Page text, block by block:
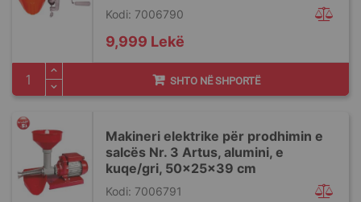
Kodi: 7006790
9,999 Lekë
SHTO NË SHPORTË
Makineri elektrike për prodhimin e
salcës Nr. 3 Artus, alumini, e
kuqe/gri, 50x25x39 cm
Kodi: 7006791